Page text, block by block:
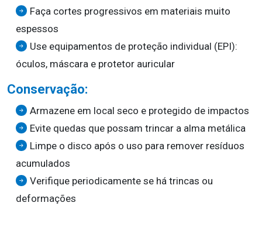
Faça cortes progressivos em materiais muito
espessos
Use equipamentos de proteção individual (EPI):
óculos, máscara e protetor auricular
Conservação:
Armazene em local seco e protegido de impactos
Evite quedas que possam trincar a alma metálica
Limpe o disco após o uso para remover resíduos
acumulados
Verifique periodicamente se há trincas ou
deformações